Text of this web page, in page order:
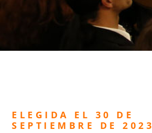
ELEGIDA EL 30 DE
SEPTIEMBRE DE 2023